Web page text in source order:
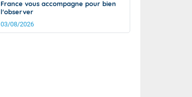
France vous accompagne pour bien
l'observer
03/08/2026